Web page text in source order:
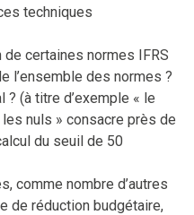
techniques
de certaines normes IFRS
l’ensemble des normes ?
(à titre d’exemple « le
nuls » consacre près de
du seuil de 50
comme nombre d’autres
de réduction budgétaire,